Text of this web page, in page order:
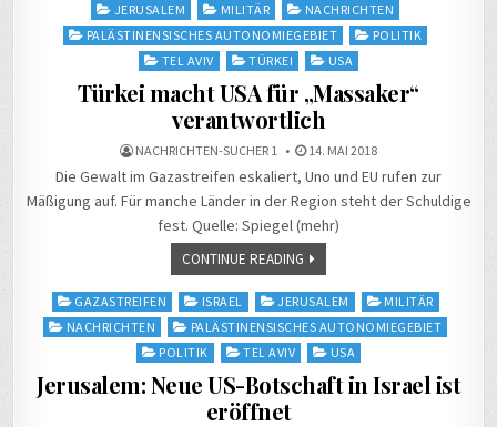
JERUSALEM
MILITÄR
NACHRICHTEN
PALÄSTINENSISCHES AUTONOMIEGEBIET
POLITIK
TEL AVIV
TÜRKEI USA
Türkei macht USA für „Massaker“
verantwortlich
NACHRICHTEN-SUCHER 1 14. MAI 2018
Die Gewalt im Gazastreifen eskaliert, Uno und EU rufen zur
Mäßigung auf. Für manche Länder in der Region steht der Schuldige
fest. Quelle: Spiegel (mehr)
CONTINUE READING
Posted
in
GAZASTREIFEN ISRAEL JERUSALEM
MILITÄR
NACHRICHTEN
PALÄSTINENSISCHES AUTONOMIEGEBIET
POLITIK
TEL AVIV USA
Jerusalem: Neue US-Botschaft in Israel ist
eröffnet